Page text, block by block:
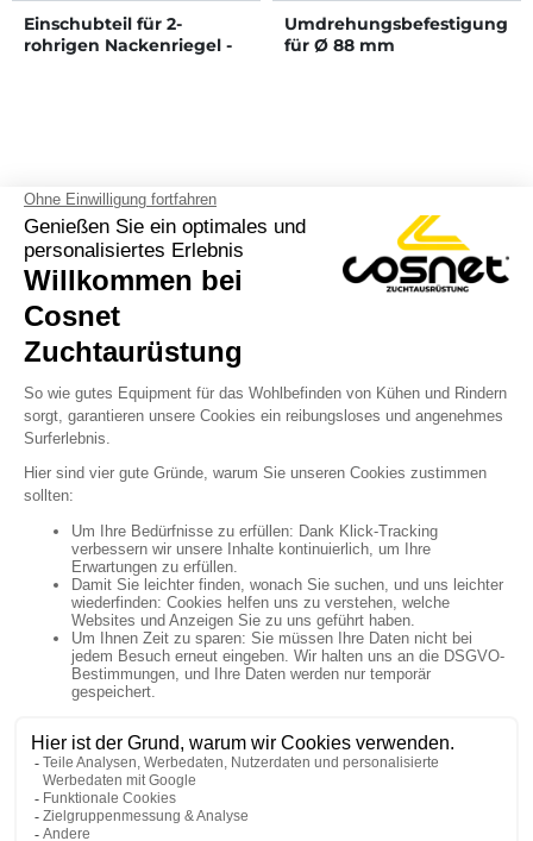
Einschubteil für 2-
rohrigen Nackenriegel -
Umdrehungsbefestigung
für Ø 88 mm
Zurück
arrow_back
100% französische
Anfertigung und
arrow_forward
Uns folgen

Ihr Konto
Shop-Einstellungen